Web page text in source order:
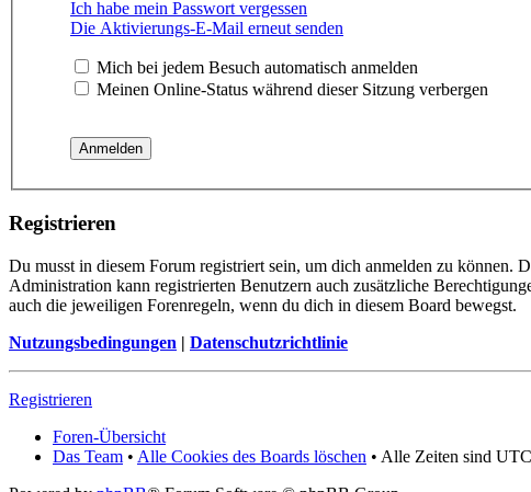
Ich habe mein Passwort vergessen
Die Aktivierungs-E-Mail erneut senden
Mich bei jedem Besuch automatisch anmelden
Meinen Online-Status während dieser Sitzung verbergen
Registrieren
Du musst in diesem Forum registriert sein, um dich anmelden zu
Administration kann registrierten Benutzern auch zusätzliche
auch die jeweiligen Forenregeln, wenn du dich in diesem Board bewegst.
Nutzungsbedingungen | Datenschutzrichtlinie
Registrieren
Foren-Übersicht
Das Team • Alle Cookies des Boards löschen • Alle Zeiten sind UTC